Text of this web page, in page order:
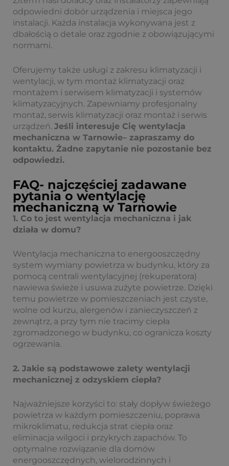
odpowiedni dobór urządzenia i miejsca jego
instalacji. Każda instalacja wykonywana jest z
dbałością o detale oraz zgodnie z obowiązującymi
normami.
Oferujemy także usługi z zakresu klimatyzacji i
wentylacji, w tym montaż klimatyzacji oraz
montażem i serwisem klimatyzacji i systemów
klimatyzacyjnych. Zapewniamy profesjonalny
montaż, serwis klimatyzacji oraz montaż i serwis
urządzeń. Jeśli interesuje Cię wentylacja
mechaniczna w Tarnowie– zapraszamy do
kontaktu. Żadne zapytanie nie pozostanie bez
odpowiedzi.
FAQ- najczęściej zadawane
pytania o wentylację
mechaniczną w Tarnowie
1. Co to jest wentylacja mechaniczna i jak
działa w domu?
Wentylacja mechaniczna to energooszczędny
system wymiany powietrza w budynku, który za
pomocą centrali wentylacyjnej (rekuperatora)
nawiewa świeże i usuwa zużyte powietrze. Dzięki
temu powietrze w pomieszczeniach jest czyste,
wolne od kurzu, alergenów i zanieczyszczeń z
zewnątrz, a przy tym nie tracimy ciepła
zgromadzonego w budynku, co ogranicza koszty
ogrzewania.
2. Jakie są podstawowe zalety wentylacji
mechanicznej z odzyskiem ciepła?
Najważniejsze korzyści to: stały dopływ świeżego
powietrza w każdym pomieszczeniu, poprawa
mikroklimatu, redukcja strat ciepła oraz
eliminacja wilgoci i przykrych zapachów. To
optymalne rozwiązanie dla domów
energooszczędnych, wielorodzinnych i